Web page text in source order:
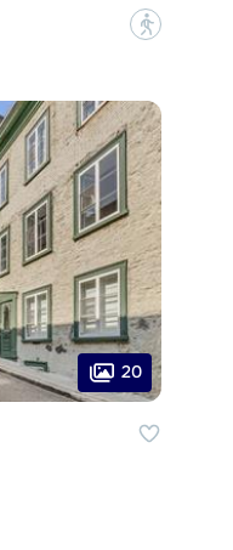
?
20